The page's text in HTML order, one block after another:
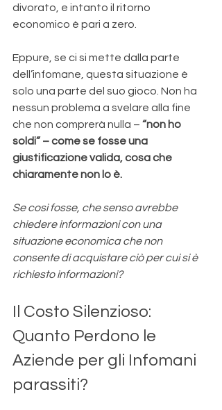
divorato, e intanto il ritorno
economico è pari a zero.
Eppure, se ci si mette dalla parte
dell’infomane, questa situazione è
solo una parte del suo gioco. Non ha
nessun problema a svelare alla fine
che non comprerà nulla – “non ho
soldi” – come se fosse una
giustificazione valida, cosa che
chiaramente non lo è.
Se così fosse, che senso avrebbe
chiedere informazioni con una
situazione economica che non
consente di acquistare ciò per cui si è
richiesto informazioni?
Il Costo Silenzioso:
Quanto Perdono le
Aziende per gli Infomani
parassiti?